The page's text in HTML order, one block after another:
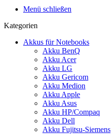
Menü schließen
Kategorien
Akkus für Notebooks
Akku BenQ
Akku Acer
Akku LG
Akku Gericom
Akku Medion
Akku Apple
Akku Asus
Akku HP/Compaq
Akku Dell
Akku Fujitsu-Siemens